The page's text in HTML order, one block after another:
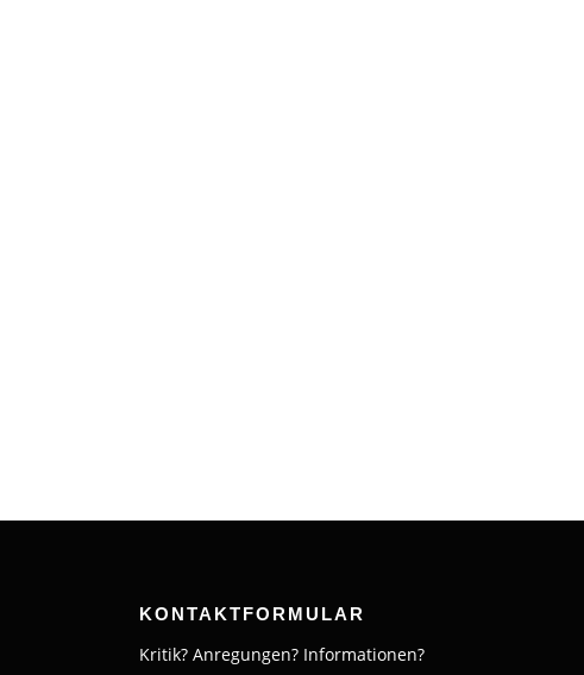
KONTAKTFORMULAR
Kritik? Anregungen? Informationen?